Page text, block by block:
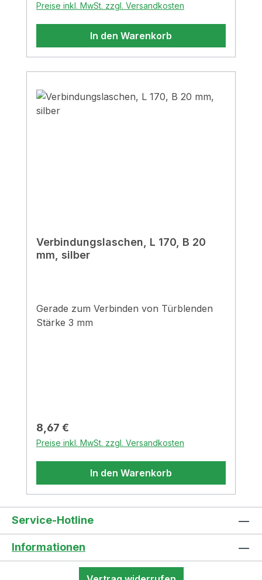
Preise inkl. MwSt. zzgl. Versandkosten
In den Warenkorb
Verbindungslaschen, L 170, B 20
mm, silber
Gerade zum Verbinden von Türblenden
Stärke 3 mm
Regulärer Preis:
8,67 €
Preise inkl. MwSt. zzgl. Versandkosten
In den Warenkorb
Service-Hotline
Informationen